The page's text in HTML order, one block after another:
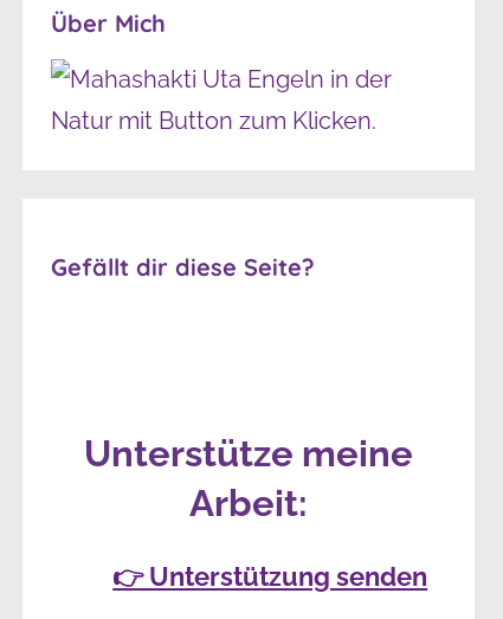
Über Mich
Gefällt dir diese Seite?
Unterstütze meine
Arbeit:
👉 Unterstützung senden